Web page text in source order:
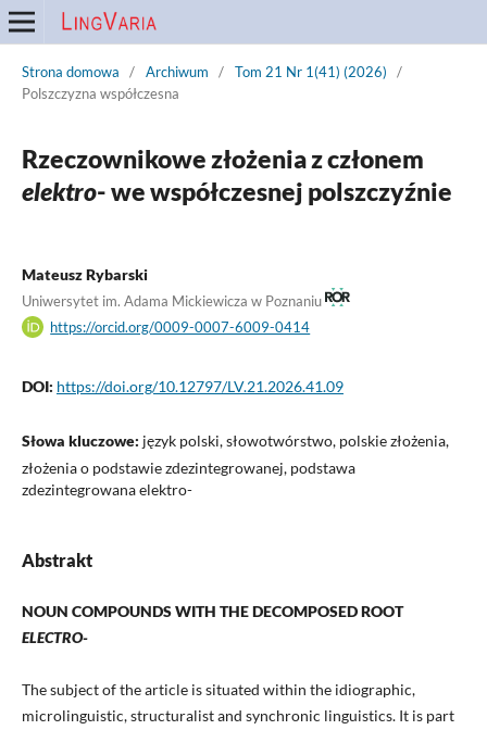
Strona domowa / Archiwum / Tom 21 Nr 1(41) (2026)
/
Polszczyzna współczesna
Rzeczownikowe złożenia z członem
elektro- we współczesnej polszczyźnie
Mateusz Rybarski
Uniwersytet im. Adama Mickiewicza w Poznaniu
https://orcid.org/0009-0007-6009-0414
DOI: https://doi.org/10.12797/LV.21.2026.41.09
Słowa kluczowe: język polski, słowotwórstwo, polskie złożenia,
złożenia o podstawie zdezintegrowanej, podstawa
zdezintegrowana elektro-
Abstrakt
NOUN COMPOUNDS WITH THE DECOMPOSED ROOT
ELECTRO-
The subject of the article is situated within the idiographic,
microlinguistic, structuralist and synchronic linguistics. It is part